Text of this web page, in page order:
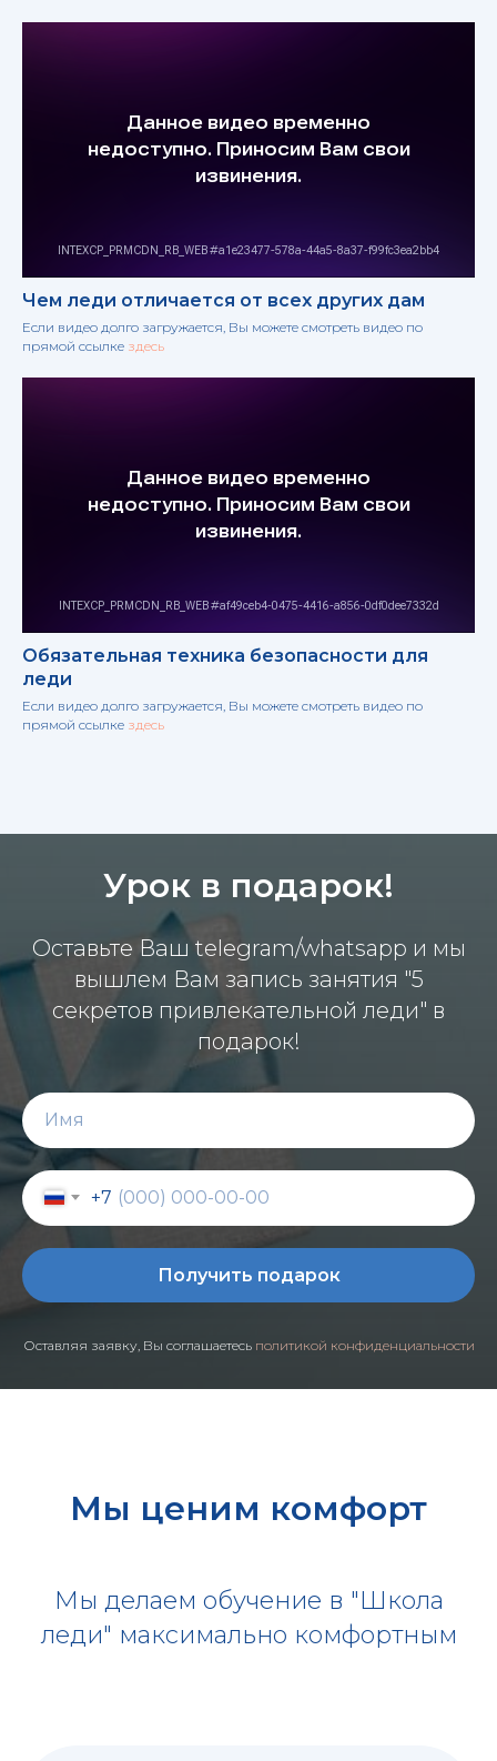
Чем леди отличается от всех других дам
Если видео долго загружается, Вы можете смотреть видео по
прямой ссылке здесь
Обязательная техника безопасности для
леди
Если видео долго загружается, Вы можете смотреть видео по
прямой ссылке здесь
Урок в подарок!
Оставьте Ваш telegram/whatsapp и мы
вышлем Вам запись занятия "5
секретов привлекательной леди" в
подарок!
+7
Получить подарок
Оставляя заявку, Вы соглашаетесь политикой конфиденциальности
Мы ценим комфорт
Мы делаем обучение в "Школа
леди" максимально комфортным